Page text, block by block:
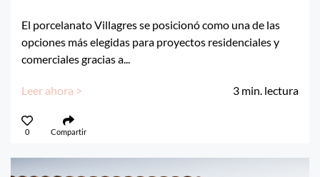
El porcelanato Villagres se posicionó como una de las
opciones más elegidas para proyectos residenciales y
comerciales gracias a...
Leer ahora > 3 min. lectura
0 Compartir